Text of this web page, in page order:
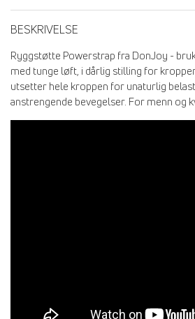
BESKRIVELSE
Ryggstøtte Powerstrap fra DonJoy -
med tunge løft, i dårlig stilling for
utsetter hele kroppen for unaturlig
anstrengende bevegelser. For menn og